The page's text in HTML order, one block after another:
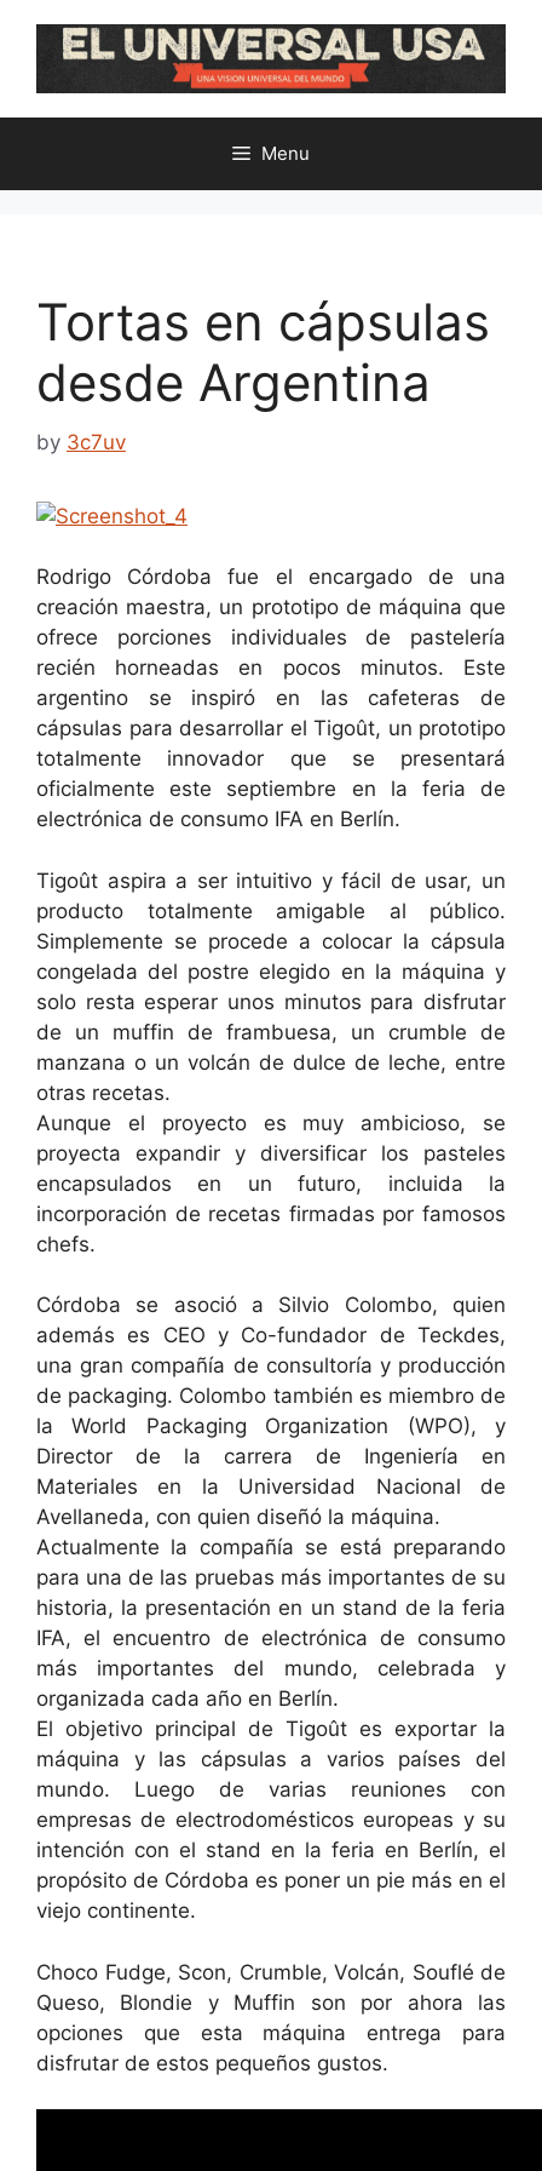
Menu
Tortas en cápsulas
desde Argentina
by 3c7uv
Rodrigo Córdoba fue el encargado de una
creación maestra, un prototipo de máquina que
ofrece porciones individuales de pastelería
recién horneadas en pocos minutos. Este
argentino se inspiró en las cafeteras de
cápsulas para desarrollar el Tigoût, un prototipo
totalmente innovador que se presentará
oficialmente este septiembre en la feria de
electrónica de consumo IFA en Berlín.
Tigoût aspira a ser intuitivo y fácil de usar, un
producto totalmente amigable al público.
Simplemente se procede a colocar la cápsula
congelada del postre elegido en la máquina y
solo resta esperar unos minutos para disfrutar
de un muffin de frambuesa, un crumble de
manzana o un volcán de dulce de leche, entre
otras recetas.
Aunque el proyecto es muy ambicioso, se
proyecta expandir y diversificar los pasteles
encapsulados en un futuro, incluida la
incorporación de recetas firmadas por famosos
chefs.
Córdoba se asoció a Silvio Colombo, quien
además es CEO y Co-fundador de Teckdes,
una gran compañía de consultoría y producción
de packaging. Colombo también es miembro de
la World Packaging Organization (WPO), y
Director de la carrera de Ingeniería en
Materiales en la Universidad Nacional de
Avellaneda, con quien diseñó la máquina.
Actualmente la compañía se está preparando
para una de las pruebas más importantes de su
historia, la presentación en un stand de la feria
IFA, el encuentro de electrónica de consumo
más importantes del mundo, celebrada y
organizada cada año en Berlín.
El objetivo principal de Tigoût es exportar la
máquina y las cápsulas a varios países del
mundo. Luego de varias reuniones con
empresas de electrodomésticos europeas y su
intención con el stand en la feria en Berlín, el
propósito de Córdoba es poner un pie más en el
viejo continente.
Choco Fudge, Scon, Crumble, Volcán, Souflé de
Queso, Blondie y Muffin son por ahora las
opciones que esta máquina entrega para
disfrutar de estos pequeños gustos.